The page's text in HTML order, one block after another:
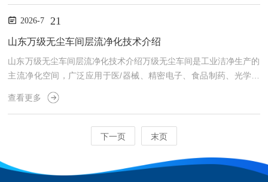
风系统。外界空气先经初效、中效过滤器预处理，拦截大颗粒粉尘，
再通过高效过滤器末端净化，*方位过滤微米级乃至纳米级尘埃粒
涡...
2026-7 21
山东万级无尘车间层流净化技术介绍
山东万级无尘车间层流净化技术介绍万级无尘车间是工业洁净生产的
主流净化空间，广泛应用于医/器械、精密电子、食品制药、光学加
工等行业。其核心依托层流净化技术实现空气均质净化，通过有序、
平稳、单向的气流置换方式，精准控制室内尘埃粒子与微生物数量，
内，保障生产环境洁净、稳定、可控。层流净化区别于普通乱流净
化，核心特点是气流均匀单向流动，无涡流、无四角。系统通过顶部
高效过滤器均匀送风，使洁净空气以平稳流速垂直覆盖整个作业区
查看更多
下一页 末页